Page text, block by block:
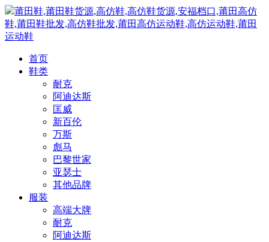
莆田鞋,莆田鞋货源,高仿鞋,高仿鞋货源,安福档口,莆田高仿
鞋,莆田鞋批发,高仿鞋批发,莆田高仿运动鞋,高仿运动鞋,莆田
运动鞋
首页
鞋类
耐克
阿迪达斯
匡威
新百伦
万斯
彪马
巴黎世家
亚瑟士
其他品牌
服装
高端大牌
耐克
阿迪达斯